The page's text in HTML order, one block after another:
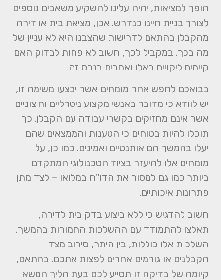
הופך למציאות, יהיה עלינו להשקיע משאבים נוספים
לצורך בניית חיינו כנדרש. אכן, מציאת בית או דירה
מהקבלן בהתאם לדרישות שהצבנו היא לא עניין של
מה בכך. במקביל לכך, חשוב לא פחות לבדוק האם
קיימים ליקויים כאלו ואחרים בנכס זה.
בבואכם לחפש אחר מומחים אשר יבצעו משימה זו,
יש לוודא כי מדובר באנשי מקצוע ניטרליים וחיצוניים
אשר אינם מחזיקים בקשרי עבודה עם הקבלן. כך
תוכלו להיות בטוחים כי הטענות והממצאים שהם
יעלו בהמשך הם אותנטיים ואמינים. כמו כן, על
מומחים אלו להיעזר בציוד הטכנולוגי המתקדם
ביותר כמו גם למסור את הדו"ח במלואו – לצד מתן
פתרונות איכותיים.
חשוב להדגיש כי ללא ביצוע בדק בית לדירה,
תאלצו להתמודד עם ההשלכות החמורות בהמשך.
השלכות אלו כוללות, בין היתר, סירוב מצד
הקבלנים או גורמים אחרים לפצות אתכם. בהתאם,
קיומה של בדיקה זו תסייע לכם בעת הליך המשא